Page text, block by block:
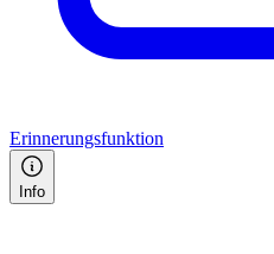
Erinnerungsfunktion
Info